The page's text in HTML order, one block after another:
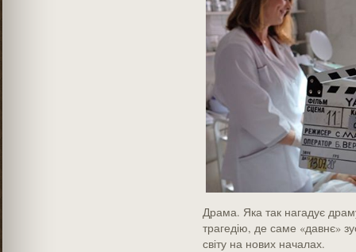
Драма. Яка так нагадує
трагедію, де саме «давнє»
світу на нових началах.